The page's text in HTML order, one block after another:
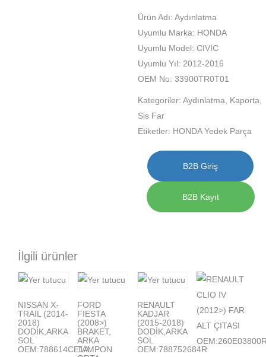
Ürün Adı: Aydınlatma
Uyumlu Marka: HONDA
Uyumlu Model: CIVIC
Uyumlu Yıl: 2012-2016
OEM No: 33900TR0T01
Kategoriler: Aydınlatma, Kaporta,
Sis Far
Etiketler: HONDA Yedek Parça
B2B Giriş
B2B Kayıt
İlgili ürünler
NISSAN X-
TRAIL (2014-
2018)
DODİK,ARKA
SOL
OEM:788614CE1A
FORD
FIESTA
(2008>)
BRAKET,
ARKA
TAMPON
RENAULT
KADJAR
(2015-2018)
DODİK,ARKA
SOL
OEM:788752684R